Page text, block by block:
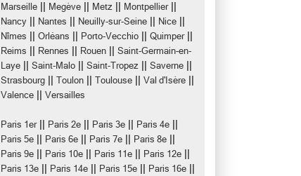
Marseille Megève Metz Montpellier||
Nancy Nantes Neuilly-sur-Seine Nice
Nîmes Orléans Porto-Vecchio Quimper||
Reims Rennes Rouen
Saint-Germain-en-
Laye
Saint-Malo Saint-Tropez Saverne
Strasbourg Toulon Toulouse Val d'Isère
Valence Versailles
Paris 1er|| Paris 2e Paris 3e Paris 4e
Paris 5e Paris 6e Paris 7e Paris 8e
Paris 9e Paris 10e Paris 11e Paris 12e
Paris 13e Paris 14e Paris 15e Paris 16e